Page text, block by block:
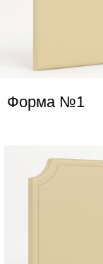
Форма №1